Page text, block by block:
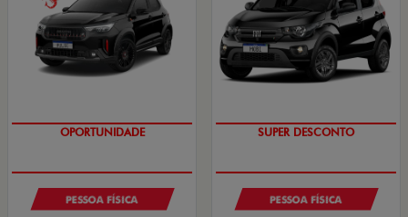
OPORTUNIDADE
PESSOA FÍSICA
SUPER DESCONTO
PESSOA FÍSICA